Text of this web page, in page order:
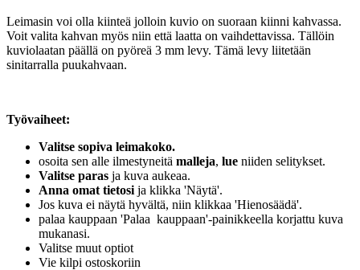
Leimasin voi olla kiinteä jolloin kuvio on suoraan kiinni kahvassa.
Voit valita kahvan myös niin että laatta on vaihdettavissa. Tällöin
kuviolaatan päällä on pyöreä 3 mm levy. Tämä levy liitetään
sinitarralla puukahvaan.
Työvaiheet:
Valitse sopiva leimakoko.
osoita sen alle ilmestyneitä malleja, lue niiden selitykset.
Valitse paras ja kuva aukeaa.
Anna omat tietosi ja klikka 'Näytä'.
Jos kuva ei näytä hyvältä, niin klikkaa 'Hienosäädä'.
palaa kauppaan 'Palaa kauppaan'-painikkeella korjattu kuva
mukanasi.
Valitse muut optiot
Vie kilpi ostoskoriin